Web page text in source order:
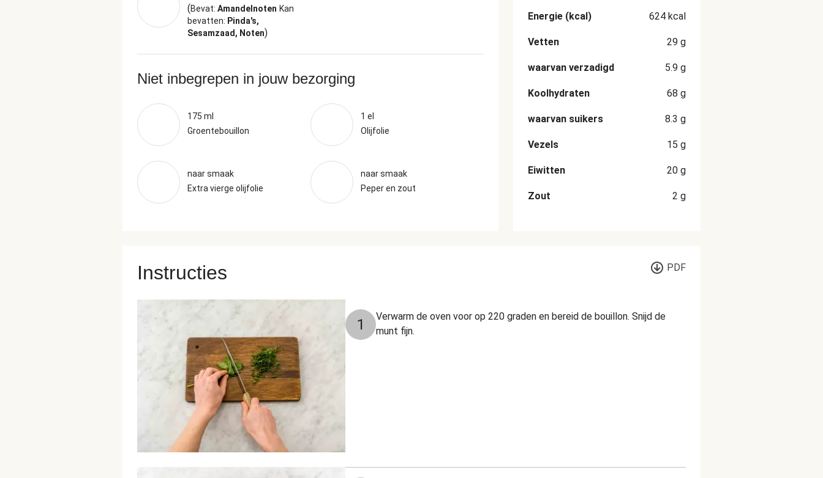
(Bevat: Amandelnoten Kan
bevatten: Pinda's,
Sesamzaad, Noten)
Niet inbegrepen in jouw bezorging
175 ml
Groentebouillon
1 el
Olijfolie
naar smaak
Extra vierge olijfolie
naar smaak
Peper en zout
Energie (kcal) 624 kcal
Vetten 29 g
waarvan verzadigd 5.9 g
Koolhydraten 68 g
waarvan suikers 8.3 g
Vezels 15 g
Eiwitten 20 g
Zout 2 g
Instructies PDF
1
Verwarm de oven voor op 220 graden en bereid de bouillon. Snijd de
munt fijn.